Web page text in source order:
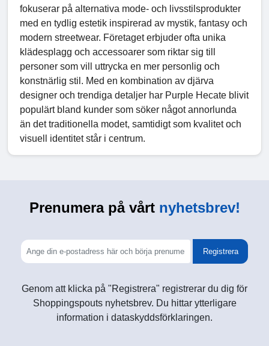
fokuserar på alternativa mode- och livsstilsprodukter
med en tydlig estetik inspirerad av mystik, fantasy och
modern streetwear. Företaget erbjuder ofta unika
klädesplagg och accessoarer som riktar sig till
personer som vill uttrycka en mer personlig och
konstnärlig stil. Med en kombination av djärva
designer och trendiga detaljer har Purple Hecate blivit
populärt bland kunder som söker något annorlunda
än det traditionella modet, samtidigt som kvalitet och
visuell identitet står i centrum.
Prenumera på vårtnyhetsbrev!
Registrera
Genom att klicka på "Registrera" registrerar du dig för
Shoppingspouts nyhetsbrev. Du hittar ytterligare
information i dataskyddsförklaringen.